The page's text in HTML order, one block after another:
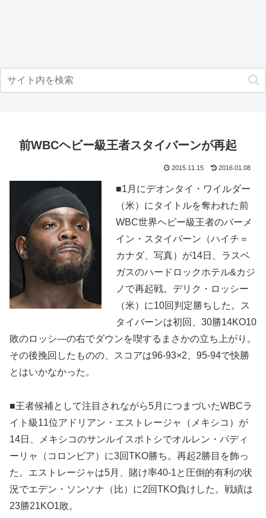
前WBCヘビー級王者スタイバーンが再起
2015.11.15 2016.01.08
■1月にデオンタイ・ワイルダー
（米）にタイトルを奪われた前
WBC世界ヘビー級王者のバーメ
イン・スタイバーン（ハイチ＝
カナダ、写真）が14日、ラスベ
ガスのハードロックホテル&カジ
ノで再起戦。デリク・ロッシー
（米）に10回判定勝ちした。ス
タイバーンは初回、30勝14KO10
敗のロッシ―の右でダウンを喫するまさかの立ち上がり。
その後挽回したものの、スコアは96-93×2、95-94で快勝
とはいかなかった。
■王者候補として注目されながら5月につまづいたWBCラ
イト級11位アドリアン・エストレージャ（メキシコ）が
14日、メキシコのサンルイスポトシでオルレン・パディ
ーリャ（コロンビア）に3回TKO勝ち。再起2勝目を飾っ
た。エストレージャは5月、賭け率40-1と圧倒的有利の状
況でエデン・ソンソナ（比）に2回TKO負けした。戦績は
23勝21KO1敗。